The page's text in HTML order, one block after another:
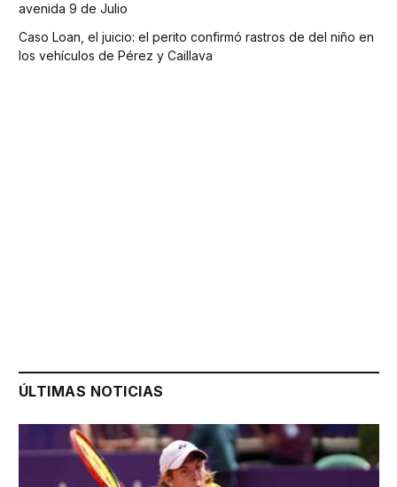
avenida 9 de Julio
Caso Loan, el juicio: el perito confirmó rastros de del niño en
los vehículos de Pérez y Caillava
ÚLTIMAS NOTICIAS